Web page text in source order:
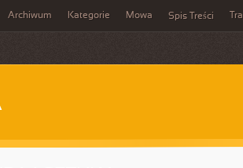
Archiwum Kategorie Mowa Spis Treści